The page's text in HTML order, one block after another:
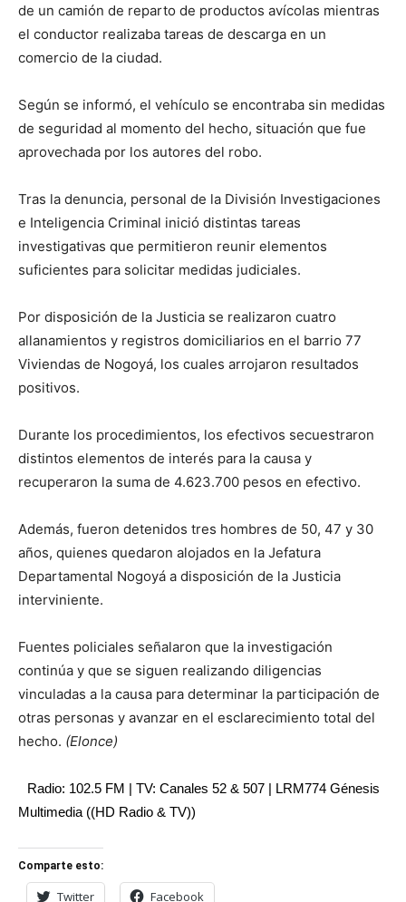
de un camión de reparto de productos avícolas mientras
el conductor realizaba tareas de descarga en un
comercio de la ciudad.
Según se informó, el vehículo se encontraba sin medidas
de seguridad al momento del hecho, situación que fue
aprovechada por los autores del robo.
Tras la denuncia, personal de la División Investigaciones
e Inteligencia Criminal inició distintas tareas
investigativas que permitieron reunir elementos
suficientes para solicitar medidas judiciales.
Por disposición de la Justicia se realizaron cuatro
allanamientos y registros domiciliarios en el barrio 77
Viviendas de Nogoyá, los cuales arrojaron resultados
positivos.
Durante los procedimientos, los efectivos secuestraron
distintos elementos de interés para la causa y
recuperaron la suma de 4.623.700 pesos en efectivo.
Además, fueron detenidos tres hombres de 50, 47 y 30
años, quienes quedaron alojados en la Jefatura
Departamental Nogoyá a disposición de la Justicia
interviniente.
Fuentes policiales señalaron que la investigación
continúa y que se siguen realizando diligencias
vinculadas a la causa para determinar la participación de
otras personas y avanzar en el esclarecimiento total del
hecho. (Elonce)
Radio: 102.5 FM | TV: Canales 52 & 507 | LRM774 Génesis
Multimedia ((HD Radio & TV))
Comparte esto:
Twitter Facebook